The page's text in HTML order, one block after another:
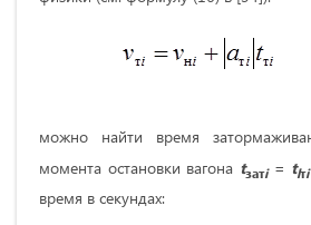
можно найти время
момента остановки вагона tзатi= tlтi
время в секундах: